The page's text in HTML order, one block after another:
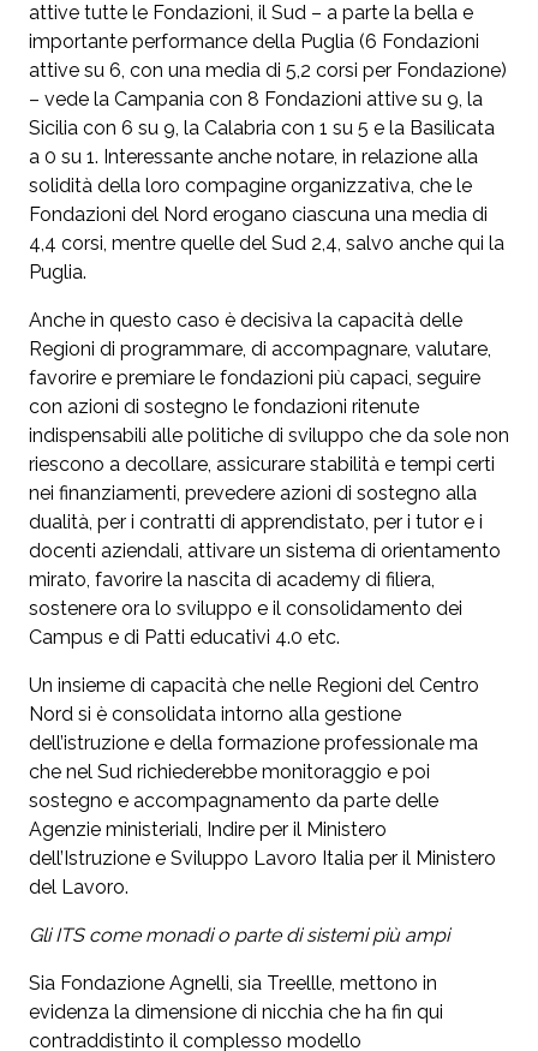
attive tutte le Fondazioni, il Sud – a parte la bella e
importante performance della Puglia (6 Fondazioni
attive su 6, con una media di 5,2 corsi per Fondazione)
– vede la Campania con 8 Fondazioni attive su 9, la
Sicilia con 6 su 9, la Calabria con 1 su 5 e la Basilicata
a 0 su 1. Interessante anche notare, in relazione alla
solidità della loro compagine organizzativa, che le
Fondazioni del Nord erogano ciascuna una media di
4,4 corsi, mentre quelle del Sud 2,4, salvo anche qui la
Puglia.
Anche in questo caso è decisiva la capacità delle
Regioni di programmare, di accompagnare, valutare,
favorire e premiare le fondazioni più capaci, seguire
con azioni di sostegno le fondazioni ritenute
indispensabili alle politiche di sviluppo che da sole non
riescono a decollare, assicurare stabilità e tempi certi
nei finanziamenti, prevedere azioni di sostegno alla
dualità, per i contratti di apprendistato, per i tutor e i
docenti aziendali, attivare un sistema di orientamento
mirato, favorire la nascita di academy di filiera,
sostenere ora lo sviluppo e il consolidamento dei
Campus e di Patti educativi 4.0 etc.
Un insieme di capacità che nelle Regioni del Centro
Nord si è consolidata intorno alla gestione
dell’istruzione e della formazione professionale ma
che nel Sud richiederebbe monitoraggio e poi
sostegno e accompagnamento da parte delle
Agenzie ministeriali, Indire per il Ministero
dell’Istruzione e Sviluppo Lavoro Italia per il Ministero
del Lavoro.
Gli ITS come monadi o parte di sistemi più ampi
Sia Fondazione Agnelli, sia Treellle, mettono in
evidenza la dimensione di nicchia che ha fin qui
contraddistinto il complesso modello